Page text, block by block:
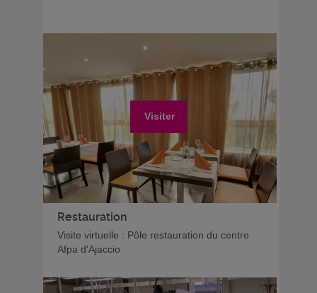
Visiter
Restauration
Visite virtuelle : Pôle restauration du centre
Afpa d'Ajaccio